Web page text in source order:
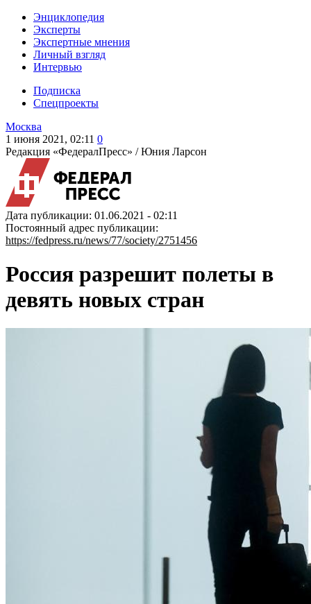
Энциклопедия
Эксперты
Экспертные мнения
Личный взгляд
Интервью
Подписка
Спецпроекты
Москва
1 июня 2021, 02:11 0
Редакция «ФедералПресс» /Юния Ларсон
Дата публикации: 01.06.2021 - 02:11
Постоянный адрес публикации:
https://fedpress.ru/news/77/society/2751456
Россия разрешит полеты в
девять новых стран